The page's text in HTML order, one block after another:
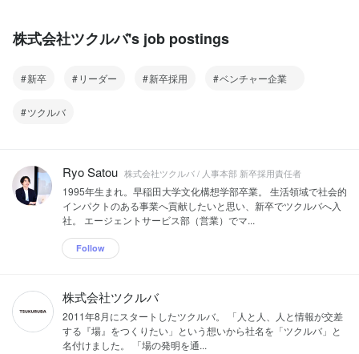
株式会社ツクルバ's job postings
新卒 リーダー 新卒採用 ベンチャー企業
ツクルバ
Ryo Satou 株式会社ツクルバ / 人事本部 新卒採用責任者
1995年生まれ。早稲田大学文化構想学部卒業。 生活領域で社会的
インパクトのある事業へ貢献したいと思い、新卒でツクルバへ入
社。 エージェントサービス部（営業）でマ...
Follow
株式会社ツクルバ
2011年8月にスタートしたツクルバ。 「人と人、人と情報が交差
する『場』をつくりたい」という想いから社名を「ツクルバ」と
名付けました。 「場の発明を通...